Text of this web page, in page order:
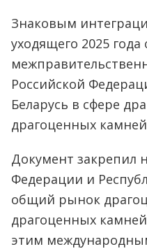
Знаковым
уходящего 2025
Российской
Беларусь в сфере
драгоценных
Документ закрепил
Федерации и
общий рынок
драгоценных
этим